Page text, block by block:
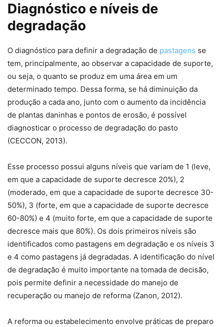
Diagnóstico e níveis de
degradação
O diagnóstico para definir a degradação de pastagens se
tem, principalmente, ao observar a capacidade de suporte,
ou seja, o quanto se produz em uma área em um
determinado tempo. Dessa forma, se há diminuição da
produção a cada ano, junto com o aumento da incidência
de plantas daninhas e pontos de erosão, é possível
diagnosticar o processo de degradação do pasto
(CECCON, 2013).
Esse processo possui alguns níveis que variam de 1 (leve,
em que a capacidade de suporte decresce 20%), 2
(moderado, em que a capacidade de suporte decresce 30-
50%), 3 (forte, em que a capacidade de suporte decresce
60-80%) e 4 (muito forte, em que a capacidade de suporte
decresce mais que 80%). Os dois primeiros níveis são
identificados como pastagens em degradação e os níveis 3
e 4 como pastagens já degradadas. A identificação do nível
de degradação é muito importante na tomada de decisão,
pois permite definir a necessidade do manejo de
recuperação ou manejo de reforma (Zanon, 2012).
A reforma ou estabelecimento envolve práticas de preparo